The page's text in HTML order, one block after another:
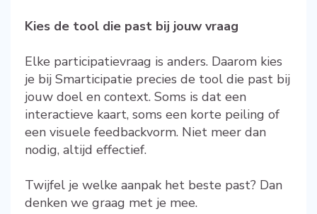
Kies de tool die past bij jouw vraag
Elke participatievraag is anders. Daarom kies
je bij Smarticipatie precies de tool die past bij
jouw doel en context. Soms is dat een
interactieve kaart, soms een korte peiling of
een visuele feedbackvorm. Niet meer dan
nodig, altijd effectief.
Twijfel je welke aanpak het beste past? Dan
denken we graag met je mee.